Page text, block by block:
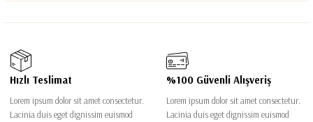
Hızlı Teslimat
Lorem ipsum dolor sit amet consectetur.
Lacinia duis eget dignissim euismod
%100 Güvenli Alışveriş
Lorem ipsum dolor sit amet consectetur.
Lacinia duis eget dignissim euismod